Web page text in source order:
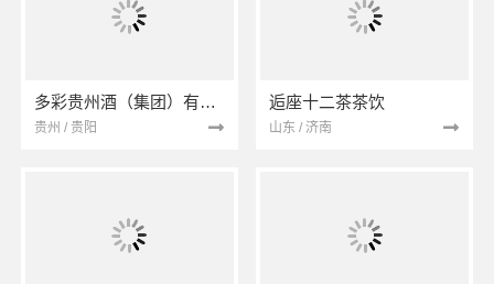
多彩贵州酒（集团）有限公司
贵州 / 贵阳
逅座十二茶茶饮
山东 / 济南